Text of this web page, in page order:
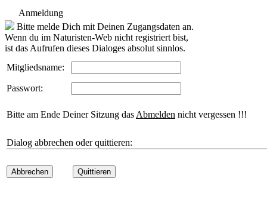
Anmeldung
Bitte melde Dich mit Deinen Zugangsdaten an.
Wenn du im Naturisten-Web nicht registriert bist,
ist das Aufrufen dieses Dialoges absolut sinnlos.
Mitgliedsname:
Passwort:
Bitte am Ende Deiner Sitzung das Abmelden nicht vergessen !!!
Dialog abbrechen oder quittieren:
Abbrechen Quittieren